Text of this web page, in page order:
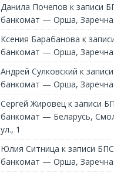
Данила Почепов к записи
банкомат — Орша,
Ксения Барабанова к
банкомат — Орша,
Андрей Сулковский к записи
банкомат — Орша,
Сергей Жировец к записи
банкомат — Беларусь,
ул., 1
Юлия Ситница к записи
банкомат — Орша,